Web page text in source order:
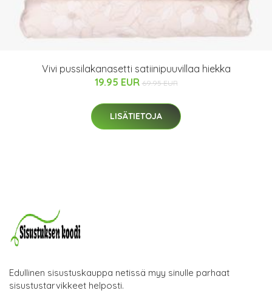
Vivi pussilakanasetti satiinipuuvillaa hiekka
19.95 EUR 69.95 EUR
LISÄTIETOJA
Edullinen sisustuskauppa netissä myy sinulle parhaat
sisustustarvikkeet helposti.